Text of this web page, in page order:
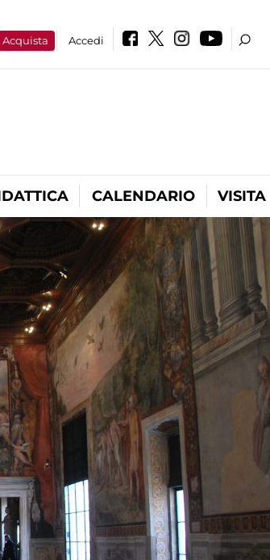
Acquista Accedi
CALENDARIO VISITA